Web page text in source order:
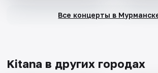
Все концерты в
Kitana в других городах